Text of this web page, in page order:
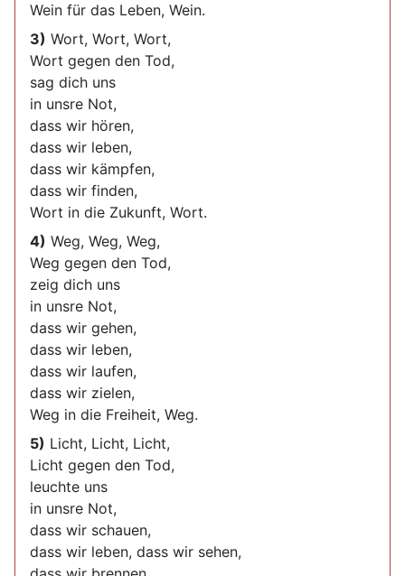
Wein für das Leben, Wein.
3) Wort, Wort, Wort,
Wort gegen den Tod,
sag dich uns
in unsre Not,
dass wir hören,
dass wir leben,
dass wir kämpfen,
dass wir finden,
Wort in die Zukunft, Wort.
4) Weg, Weg, Weg,
Weg gegen den Tod,
zeig dich uns
in unsre Not,
dass wir gehen,
dass wir leben,
dass wir laufen,
dass wir zielen,
Weg in die Freiheit, Weg.
5) Licht, Licht, Licht,
Licht gegen den Tod,
leuchte uns
in unsre Not,
dass wir schauen,
dass wir leben, dass wir sehen,